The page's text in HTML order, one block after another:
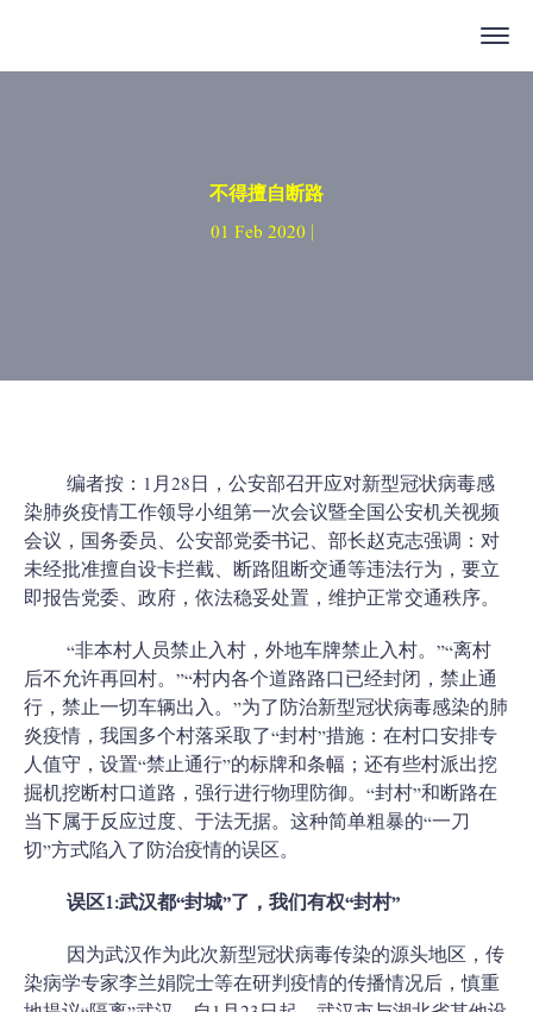
不得擅自断路
01 Feb 2020 |
编者按：1月28日，公安部召开应对新型冠状病毒感
染肺炎疫情工作领导小组第一次会议暨全国公安机关视频
会议，国务委员、公安部党委书记、部长赵克志强调：对
未经批准擅自设卡拦截、断路阻断交通等违法行为，要立
即报告党委、政府，依法稳妥处置，维护正常交通秩序。
“非本村人员禁止入村，外地车牌禁止入村。”“离村
后不允许再回村。”“村内各个道路路口已经封闭，禁止通
行，禁止一切车辆出入。”为了防治新型冠状病毒感染的肺
炎疫情，我国多个村落采取了“封村”措施：在村口安排专
人值守，设置“禁止通行”的标牌和条幅；还有些村派出挖
掘机挖断村口道路，强行进行物理防御。“封村”和断路在
当下属于反应过度、于法无据。这种简单粗暴的“一刀
切”方式陷入了防治疫情的误区。
误区1:武汉都“封城”了，我们有权“封村”
因为武汉作为此次新型冠状病毒传染的源头地区，传
染病学专家李兰娟院士等在研判疫情的传播情况后，慎重